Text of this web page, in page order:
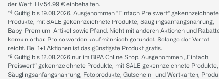
der Wert iHv 54.99 € einbehalten.
*⁴ Gültig bis 19.08.2026. Ausgenommen "Einfach Preiswert" gekennzeichnete
Produkte, mit SALE gekennzeichnete Produkte, Säuglingsanfangsnahrung,
Baby-Premium-Artikel sowie Pfand. Nicht mit anderen Aktionen und
kombinierbar. Preise werden kaufmännisch gerundet. Solange der Vorrat
reicht. Bei 1+1 Aktionen ist das günstigste Produkt gratis.
*⁸ Gültig bis 12.08.2026 nur im BIPA Online Shop. Ausgenommen „Einfach
Preiswert“ gekennzeichnete Produkte, mit SALE gekennzeichnete Produkte,
Säuglingsanfangsnahrung, Fotoprodukte, Gutschein- und Wertkarten,